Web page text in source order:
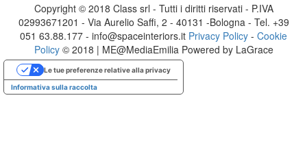
Copyright © 2018 Class srl - Tutti i diritti riservati - P.IVA
02993671201 - Via Aurelio Saffi, 2 - 40131 -Bologna - Tel. +39
051 63.88.177 - info@spaceinteriors.it Privacy Policy - Cookie
Policy© 2018 | ME@MediaEmilia Powered by LaGrace
Informativa sulla raccolta
Le tue preferenze relative alla privacy